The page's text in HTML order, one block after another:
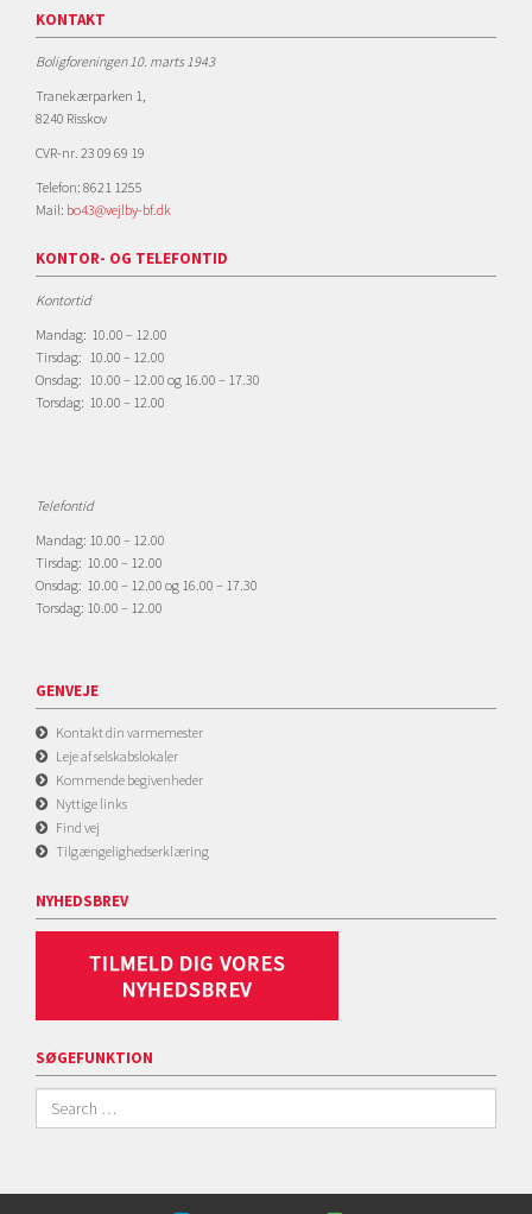
KONTAKT
Boligforeningen 10. marts 1943
Tranekærparken 1,
8240 Risskov
CVR-nr. 23 09 69 19
Telefon: 8621 1255
Mail: bo43@vejlby-bf.dk
KONTOR- OG TELEFONTID
Kontortid
Mandag: 10.00 – 12.00
Tirsdag: 10.00 – 12.00
Onsdag: 10.00 – 12.00 og 16.00 – 17.30
Torsdag: 10.00 – 12.00
Telefontid
Mandag: 10.00 – 12.00
Tirsdag: 10.00 – 12.00
Onsdag: 10.00 – 12.00 og 16.00 – 17.30
Torsdag: 10.00 – 12.00
GENVEJE
Kontakt din varmemester
Leje af selskabslokaler
Kommende begivenheder
Nyttige links
Find vej
Tilgængelighedserklæring
NYHEDSBREV
SØGEFUNKTION